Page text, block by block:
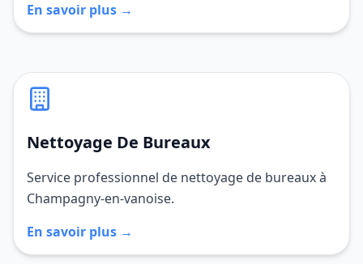
En savoir plus →
Nettoyage De Bureaux
Service professionnel de nettoyage de bureaux à
Champagny-en-vanoise.
En savoir plus →